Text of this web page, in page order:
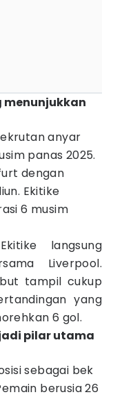
menunjukkan
anyar
panas 2025.
dengan
Ekitike
6 musim
langsung
Liverpool.
tampil cukup
yang
6 gol.
pilar utama
sebagai bek
berusia 26